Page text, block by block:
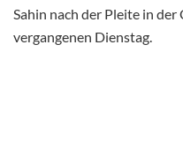
Sahin nach der Pleite in der
vergangenen Dienstag.